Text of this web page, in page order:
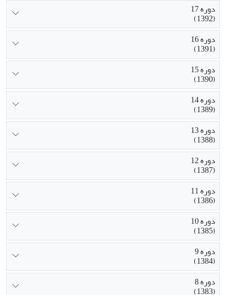
دوره 17
(1392)
دوره 16
(1391)
دوره 15
(1390)
دوره 14
(1389)
دوره 13
(1388)
دوره 12
(1387)
دوره 11
(1386)
دوره 10
(1385)
دوره 9
(1384)
دوره 8
(1383)